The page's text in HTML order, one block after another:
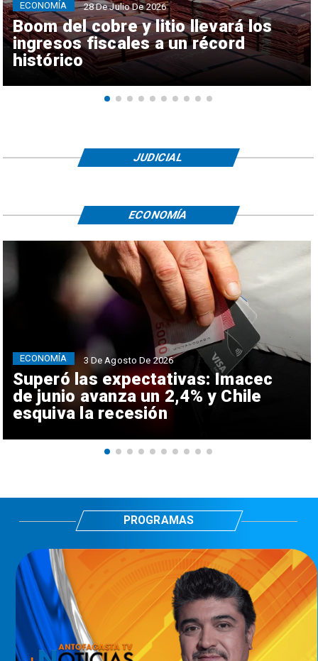
Boom del cobre y litio llevará los
ingresos fiscales a un récord
histórico
ECONOMÍA 28 De Julio De 2026
JUDICIAL
Superó las expectativas: Imacec
de junio avanza un 2,4% y Chile
esquiva la recesión
ECONOMÍA 3 De Agosto De 2026
ECONOMÍA
PROGRAMAS